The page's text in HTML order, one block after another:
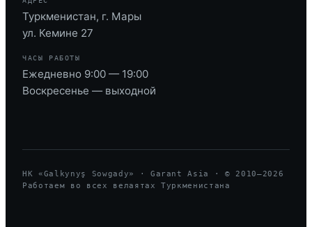
Туркменистан, г. Мары
ул. Кемине 27
ЧАСЫ РАБОТЫ
Ежедневно 9:00 — 19:00
Воскресенье — выходной
HK «Galkynyş Sowgady» · Garant Asia · © 2010—2026
Работаем во всех велаятах Туркменистана